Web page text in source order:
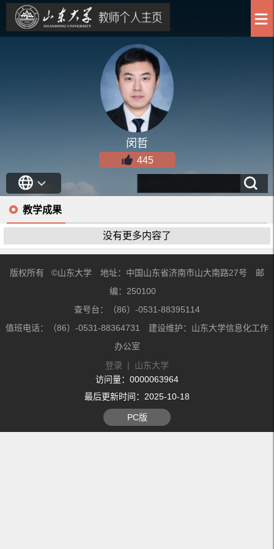
闵哲
445
教学成果
没有更多内容了
版权所有 ©山东大学 地址：中国山东省济南市山大南路27号 邮
编：250100
查号台：（86）-0531-88395114
值班电话：（86）-0531-88364731 建设维护：山东大学信息化工作
办公室
登录 | 山东大学
访问量： 0000063964
最后更新时间： 2025-10-18
PC版